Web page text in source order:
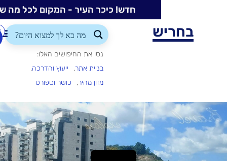
חדש! כיכר העיר - המקום לכל מה שקורה בעיר
ייעוץ והדרכה
כושר וספורט
התחברות/הרשמה
הוספת
עסק